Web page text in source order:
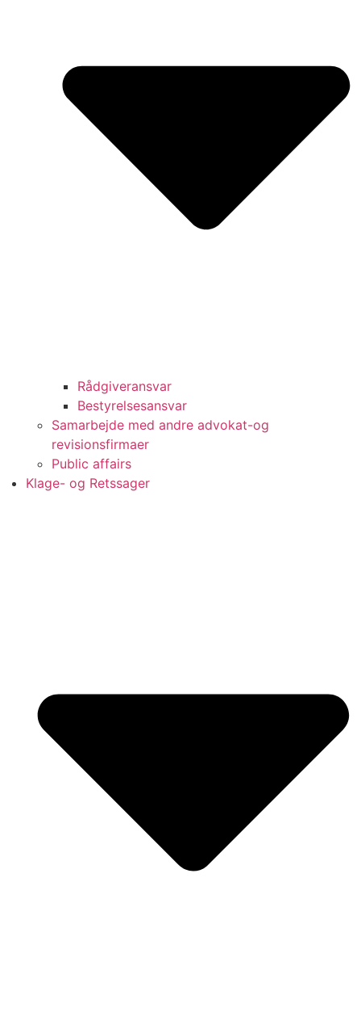
Rådgiveransvar
Bestyrelsesansvar
Samarbejde med andre advokat-og
revisionsfirmaer
Public affairs
Klage- og Retssager